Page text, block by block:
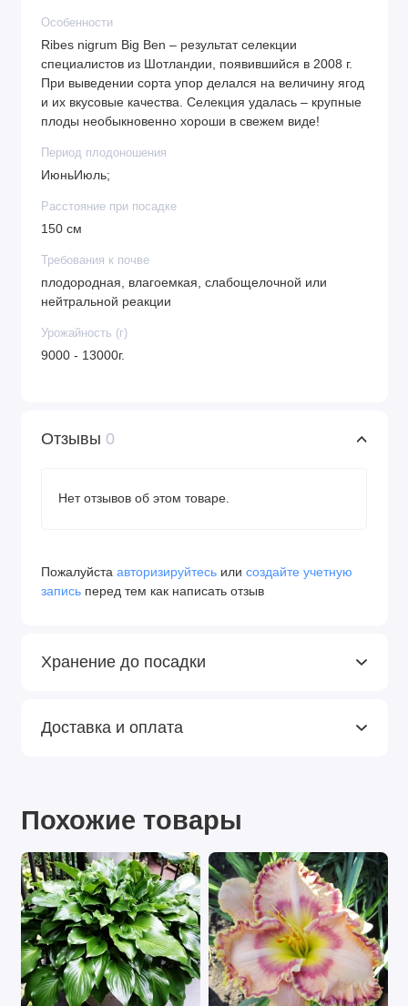
Особенности
Ribes nigrum Big Ben – результат селекции
специалистов из Шотландии, появившийся в 2008 г.
При выведении сорта упор делался на величину ягод
и их вкусовые качества. Селекция удалась – крупные
плоды необыкновенно хороши в свежем виде!
Период плодоношения
ИюньИюль;
Расстояние при посадке
150 см
Требования к почве
плодородная, влагоемкая, слабощелочной или
нейтральной реакции
Урожайность (г)
9000 - 13000г.
Отзывы 0
Нет отзывов об этом товаре.
Пожалуйста авторизируйтесь или создайте учетную
запись перед тем как написать отзыв
Хранение до посадки
Доставка и оплата
Похожие товары